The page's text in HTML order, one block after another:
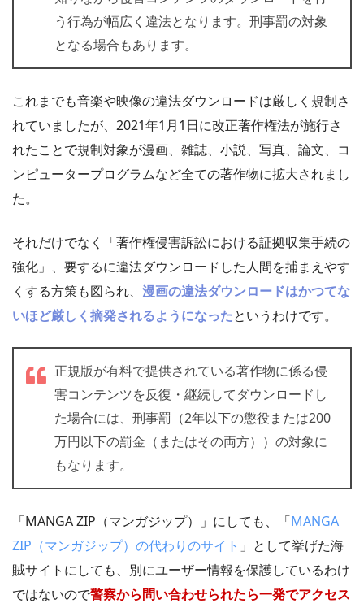
う行為が幅広く違法となります。刑事罰の対象
となる場合もあります。
これまでも音楽や映像の違法ダウンロードは厳しく規制さ
れていましたが、2021年1月1日に改正著作権法が施行さ
れたことで規制対象が漫画、雑誌、小説、写真、論文、コ
ンピュータープログラムなど全ての著作物に拡大されまし
た。
それだけでなく「著作権侵害訴訟における証拠収集手続の
強化」、要するに違法ダウンロードした人間を捕まえやす
くする方策も図られ、 漫画の違法ダウンロードはかつてな
いほど厳しく摘発されるようになったというわけです。
正規版が有料で提供されている著作物に係る侵
害コンテンツを反復・継続してダウンロードし
た場合には、刑事罰（2年以下の懲役または200
万円以下の罰金（またはその両方））の対象に
もなります。
「MANGA ZIP（マンガジップ）」にしても、「MANGA
ZIP（マンガジップ）の代わりのサイト 」として挙げた海
賊サイトにしても、別にユーザー情報を保護しているわけ
ではないので警察から問い合わせられたら一発でアクセス